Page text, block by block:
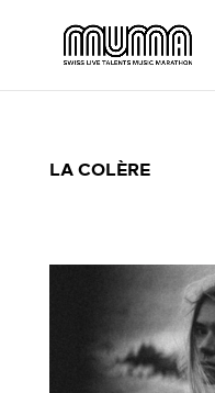
LA COLÈRE